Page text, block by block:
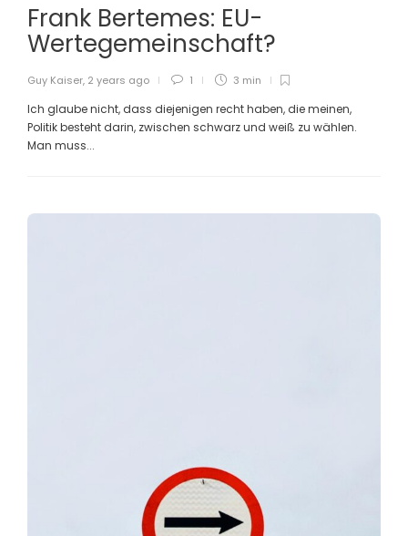
Frank Bertemes: EU-
Wertegemeinschaft?
Guy Kaiser, 2 years ago 1 3 min
Ich glaube nicht, dass diejenigen recht haben, die meinen,
Politik besteht darin, zwischen schwarz und weiß zu wählen.
Man muss...